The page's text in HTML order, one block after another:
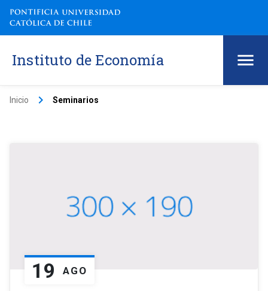
Instituto de Economía
Inicio keyboard_arrow_right Seminarios
19 AGO